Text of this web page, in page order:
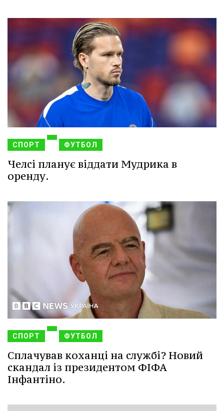
СПОРТ ФУТБОЛ
Челсі планує віддати Мудрика в
оренду.
СПОРТ ФУТБОЛ
Сплачував коханці на службі? Новий
скандал із президентом ФІФА
Інфантіно.